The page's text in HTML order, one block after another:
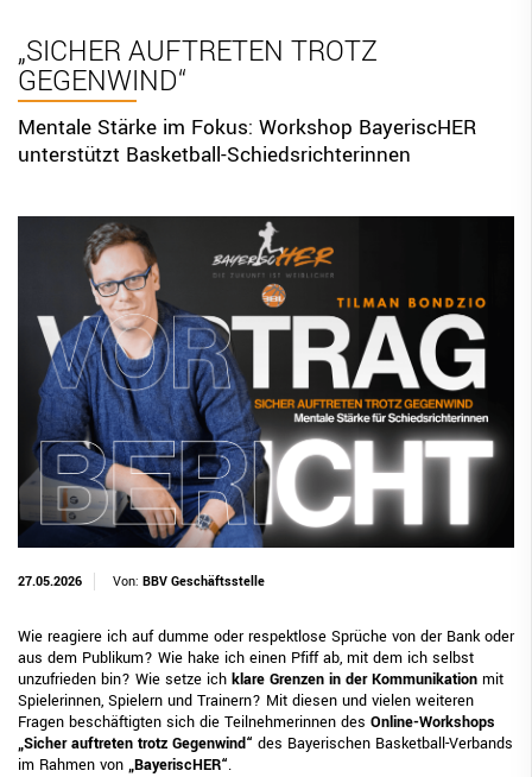
„SICHER AUFTRETEN TROTZ
GEGENWIND“
Mentale Stärke im Fokus: Workshop BayeriscHER
unterstützt Basketball-Schiedsrichterinnen
27.05.2026 Von: BBV Geschäftsstelle
Wie reagiere ich auf dumme oder respektlose Sprüche von der Bank oder
aus dem Publikum? Wie hake ich einen Pfiff ab, mit dem ich selbst
unzufrieden bin? Wie setze ich klare Grenzen in der Kommunikation mit
Spielerinnen, Spielern und Trainern? Mit diesen und vielen weiteren
Fragen beschäftigten sich die Teilnehmerinnen des Online-Workshops
„Sicher auftreten trotz Gegenwind“ des Bayerischen Basketball-Verbands
im Rahmen von „BayeriscHER“.
BBV Links
DIGITAL SCORE SHEET
STRUKTURREFORM